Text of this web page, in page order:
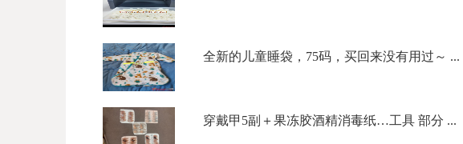
全新的儿童睡袋，75码，买回来没有用过～ ...
穿戴甲5副＋果冻胶酒精消毒纸…工具 部分 ...